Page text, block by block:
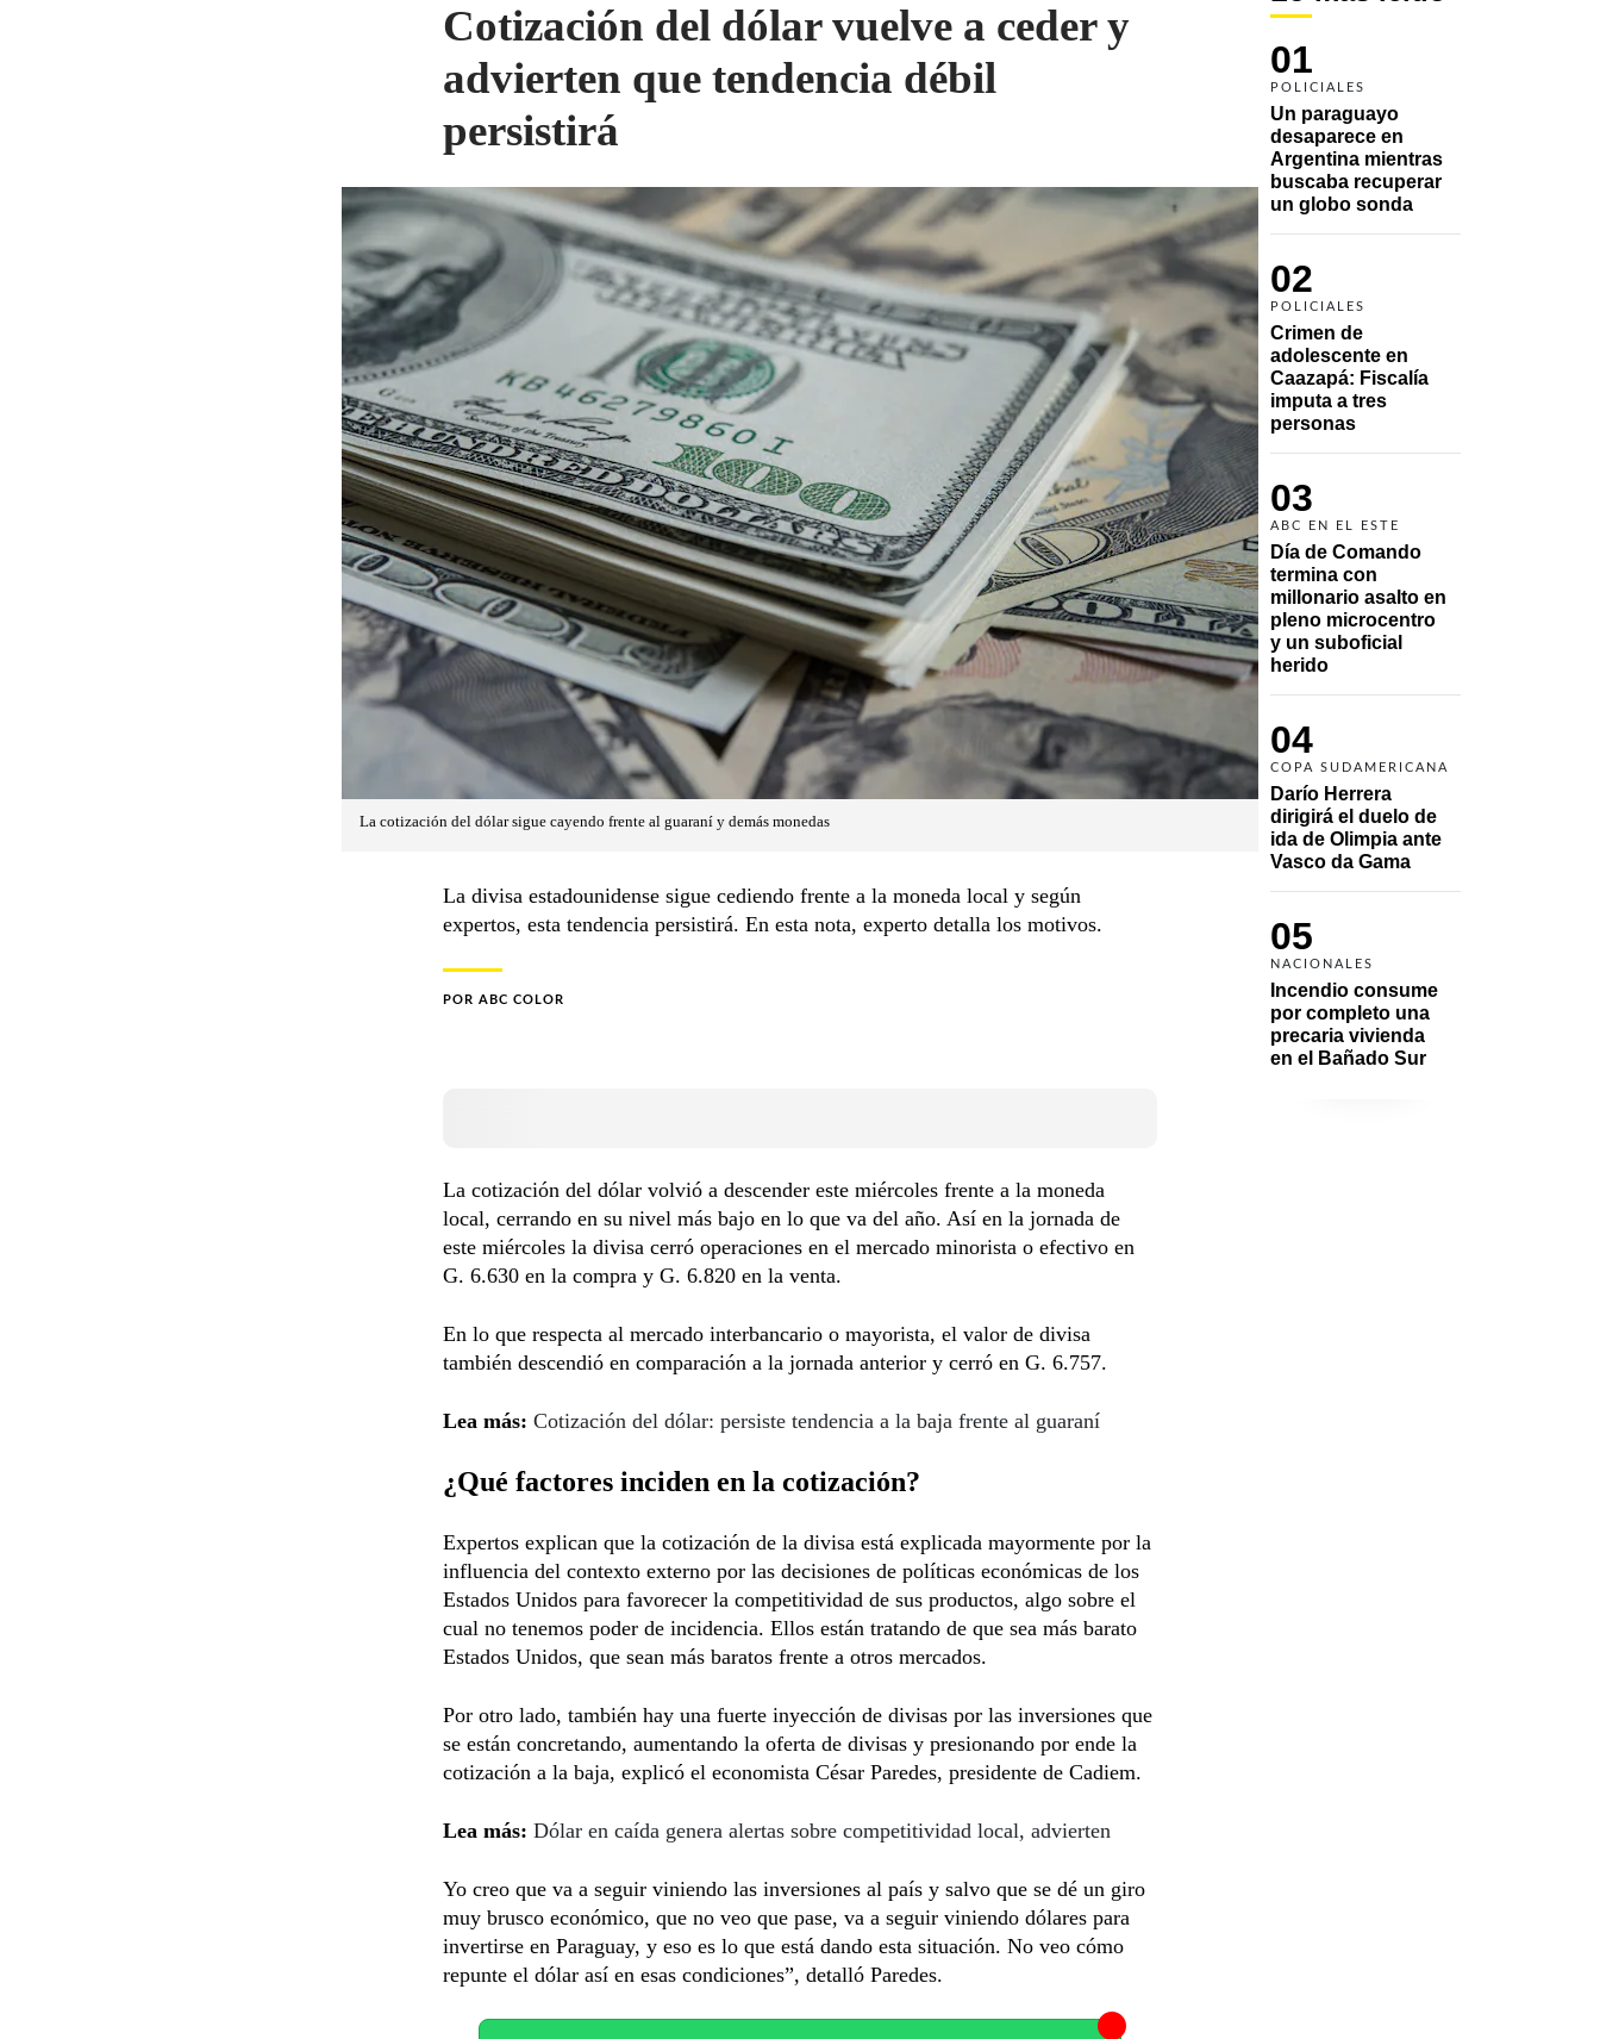
01
POLICIALES
Un paraguayo
desaparece en
Argentina mientras
buscaba recuperar
un globo sonda
02
POLICIALES
Crimen de
adolescente en
Caazapá: Fiscalía
imputa a tres
personas
03
ABC EN EL ESTE
Día de Comando
termina con
millonario asalto en
pleno microcentro
y un suboficial
herido
04
COPA SUDAMERICANA
Darío Herrera
dirigirá el duelo de
ida de Olimpia ante
Vasco da Gama
05
NACIONALES
Incendio consume
por completo una
precaria vivienda
en el Bañado Sur
Cotización del dólar vuelve a ceder y
advierten que tendencia débil
persistirá
La cotización del dólar sigue cayendo frente al guaraní y demás monedas
La divisa estadounidense sigue cediendo frente a la moneda local y según
expertos, esta tendencia persistirá. En esta nota, experto detalla los motivos.
POR ABC COLOR
La cotización del dólar volvió a descender este miércoles frente a la moneda
local, cerrando en su nivel más bajo en lo que va del año. Así en la jornada de
este miércoles la divisa cerró operaciones en el mercado minorista o efectivo en
G. 6.630 en la compra y G. 6.820 en la venta.
En lo que respecta al mercado interbancario o mayorista, el valor de divisa
también descendió en comparación a la jornada anterior y cerró en G. 6.757.
Lea más: Cotización del dólar: persiste tendencia a la baja frente al guaraní
¿Qué factores inciden en la cotización?
Expertos explican que la cotización de la divisa está explicada mayormente por la
influencia del contexto externo por las decisiones de políticas económicas de los
Estados Unidos para favorecer la competitividad de sus productos, algo sobre el
cual no tenemos poder de incidencia. Ellos están tratando de que sea más barato
Estados Unidos, que sean más baratos frente a otros mercados.
Por otro lado, también hay una fuerte inyección de divisas por las inversiones que
se están concretando, aumentando la oferta de divisas y presionando por ende la
cotización a la baja, explicó el economista César Paredes, presidente de Cadiem.
Lea más: Dólar en caída genera alertas sobre competitividad local, advierten
Yo creo que va a seguir viniendo las inversiones al país y salvo que se dé un giro
muy brusco económico, que no veo que pase, va a seguir viniendo dólares para
invertirse en Paraguay, y eso es lo que está dando esta situación. No veo cómo
repunte el dólar así en esas condiciones”, detalló Paredes.